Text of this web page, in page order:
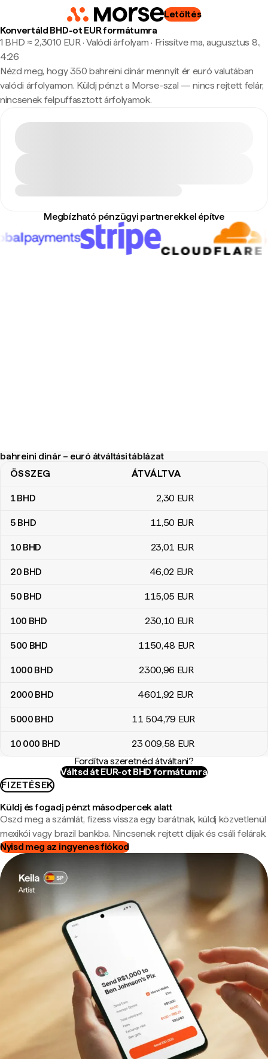
Letöltés
Konvertáld BHD-ot EUR formátumra
1 BHD ≈ 2,3010 EUR · Valódi árfolyam · Frissítve ma, augusztus 8.,
4:26
Nézd meg, hogy 350 bahreini dinár mennyit ér euró valutában
valódi árfolyamon. Küldj pénzt a Morse-szal — nincs rejtett felár,
nincsenek felpuffasztott árfolyamok.
Megbízható pénzügyi partnerekkel építve
bahreini dinár – euró átváltási táblázat
bahreini dinár – euró átváltási táblázat
ÖSSZEG ÁTVÁLTVA
1BHD 2,30 EUR
5 BHD 11,50 EUR
10 BHD 23,01 EUR
20 BHD 46,02 EUR
50 BHD 115,05 EUR
100 BHD 230,10 EUR
500 BHD 1150,48 EUR
1000 BHD 2300,96 EUR
2000 BHD 4601,92 EUR
5000 BHD 11 504,79 EUR
10 000 BHD 23 009,58 EUR
Fordítva szeretnéd átváltani?
Váltsd át EUR-ot BHD formátumra
FIZETÉSEK
Küldj és fogadj pénzt másodpercek alatt
Oszd meg a számlát, fizess vissza egy barátnak, küldj közvetlenül
mexikói vagy brazil bankba. Nincsenek rejtett díjak és csáli felárak.
Nyisd meg az ingyenes fiókod